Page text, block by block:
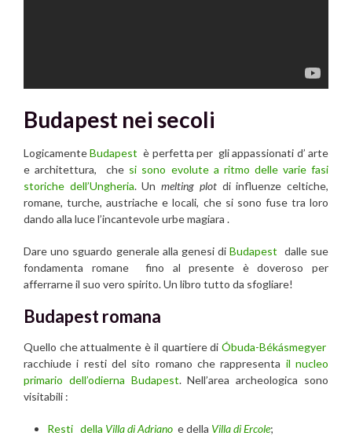
Budapest nei secoli
LogicamenteBudapest è perfetta per gli appassionati d’ arte
e architettura, che si sono evolute a ritmo delle varie fasi
storiche dell’Ungheria. Unmelting plotdi influenze celtiche,
romane, turche, austriache e locali, che si sono fuse tra loro
dando alla luce l’incantevole urbe magiara .
Dare uno sguardo generale alla genesi diBudapest dalle sue
fondamenta romane fino al presente è doveroso per
afferrarne il suo vero spirito. Un libro tutto da sfogliare!
Budapest romana
Quello che attualmente è il quartiere di Óbuda-Békásmegyer
racchiude i resti del sito romano che rappresenta il nucleo
primario dell’odierna Budapest. Nell’area archeologica sono
visitabili :
Resti della Villa di Adriano e della Villa di Ercole;